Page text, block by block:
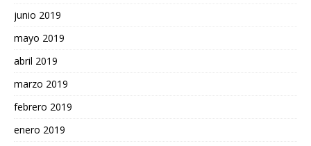
junio 2019
mayo 2019
abril 2019
marzo 2019
febrero 2019
enero 2019